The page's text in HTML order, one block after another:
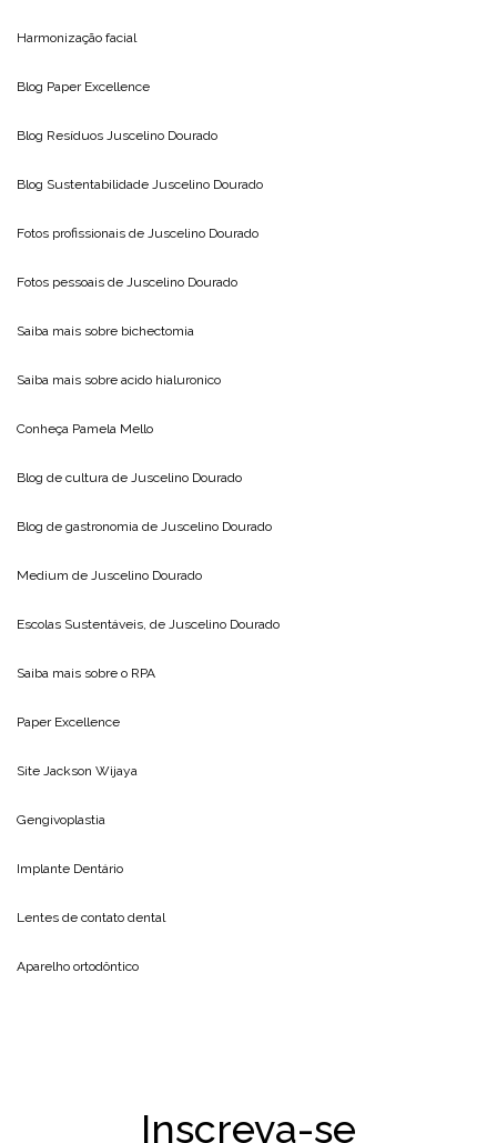
Harmonização facial
Blog Paper Excellence
Blog Resíduos Juscelino Dourado
Blog Sustentabilidade Juscelino Dourado
Fotos profissionais de Juscelino Dourado
Fotos pessoais de Juscelino Dourado
Saiba mais sobre bichectomia
Saiba mais sobre acido hialuronico
Conheça Pamela Mello
Blog de cultura de Juscelino Dourado
Blog de gastronomia de Juscelino Dourado
Medium de Juscelino Dourado
Escolas Sustentáveis, de Juscelino Dourado
Saiba mais sobre o RPA
Paper Excellence
Site Jackson Wijaya
Gengivoplastia
Implante Dentário
Lentes de contato dental
Aparelho ortodôntico
Inscreva-se